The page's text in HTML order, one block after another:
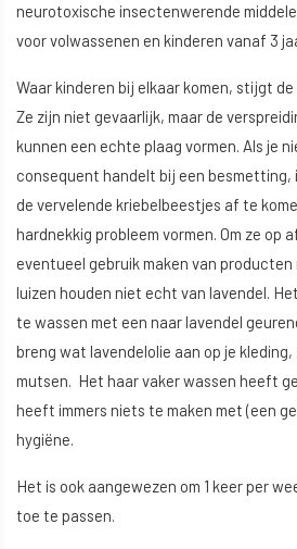
neurotoxische insectenwerende
voor volwassenen en kinderen vanaf 3
Waar kinderen bij elkaar komen, stijgt
Ze zijn niet gevaarlijk, maar de
kunnen een echte plaag vormen. Als je
consequent handelt bij een besmetting,
de vervelende kriebelbeestjes af te
hardnekkig probleem vormen. Om ze op
eventueel gebruik maken van
luizen houden niet echt van lavendel.
te wassen met een naar lavendel
breng wat lavendelolie aan op je kleding,
mutsen. Het haar vaker wassen heeft
heeft immers niets te maken met (een
hygiëne.
Het is ook aangewezen om 1 keer per
toe te passen.